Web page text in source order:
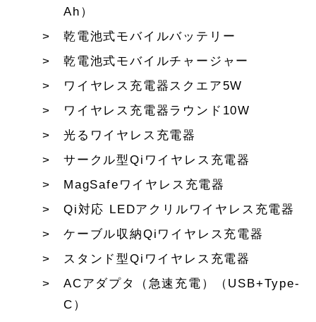
Ah）
乾電池式モバイルバッテリー
乾電池式モバイルチャージャー
ワイヤレス充電器スクエア5W
ワイヤレス充電器ラウンド10W
光るワイヤレス充電器
サークル型Qiワイヤレス充電器
MagSafeワイヤレス充電器
Qi対応 LEDアクリルワイヤレス充電器
ケーブル収納Qiワイヤレス充電器
スタンド型Qiワイヤレス充電器
ACアダプタ（急速充電）（USB+Type-
C）